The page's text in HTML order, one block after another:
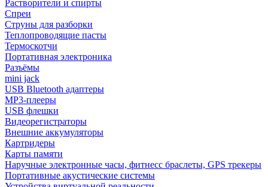
Растворители и спирты
Спреи
Струны для разборки
Теплопроводящие пасты
Термоскотчи
Портативная электроника
Разъёмы
mini jack
USB Bluetooth адаптеры
MP3-плееры
USB флешки
Видеорегистраторы
Внешние аккумуляторы
Картридеры
Карты памяти
Наручные электронные часы, фитнесс браслеты, GPS трекеры
Портативные акустические системы